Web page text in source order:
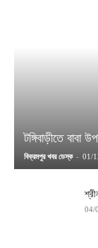
টঙ্গিবাড়ীতে
বিক্রমপুর খবর ডেস্ক - 01/
04/